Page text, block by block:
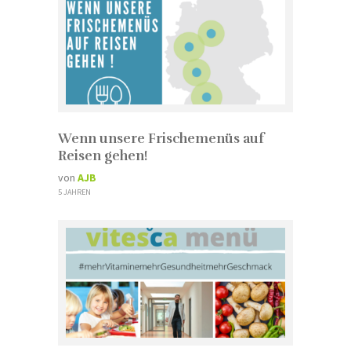
Wenn unsere Frischemenüs auf
Reisen gehen!
von AJB
5 JAHREN